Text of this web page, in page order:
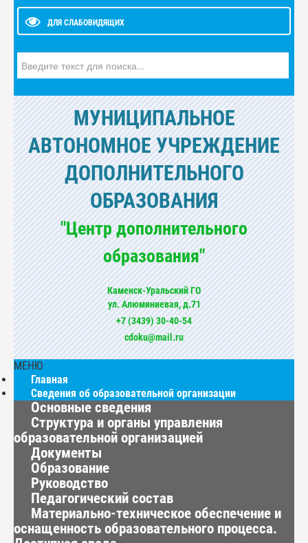
ДЛЯ СЛАБОВИДЯЩИХ
МУНИЦИПАЛЬНОЕ
АВТОНОМНОЕ УЧРЕЖДЕНИЕ
ДОПОЛНИТЕЛЬНОГО
ОБРАЗОВАНИЯ
"Центр дополнительного
образования"
Каменск-Уральский ГО
ул. Алюминиевая, д.71
+7 (3439) 30-40-54
cdoku@mail.ru
МЕНЮ
Главная
Сведения об образовательной организации
Основные сведения
Структура и органы управления
образовательной организацией
Документы
Образование
Руководство
Педагогический состав
Материально-техническое обеспечение и
оснащенность образовательного процесса.